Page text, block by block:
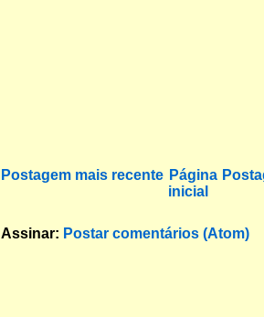
Postagem mais recente Página
inicial
Assinar: Postar comentários (Atom)